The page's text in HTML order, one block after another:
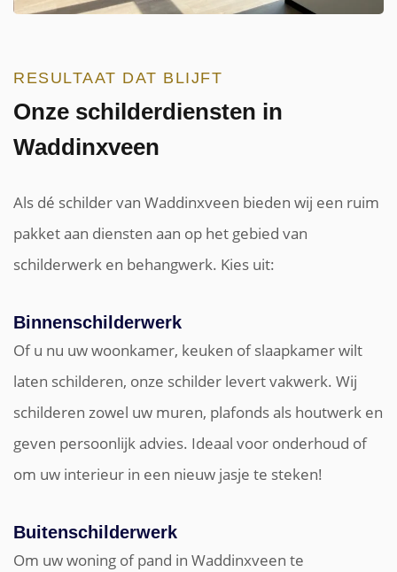
RESULTAAT DAT BLIJFT
Onze schilderdiensten in
Waddinxveen
Als dé schilder van Waddinxveen bieden wij een ruim
pakket aan diensten aan op het gebied van
schilderwerk en behangwerk. Kies uit:
Binnenschilderwerk
Of u nu uw woonkamer, keuken of slaapkamer wilt
laten schilderen, onze schilder levert vakwerk. Wij
schilderen zowel uw muren, plafonds als houtwerk en
geven persoonlijk advies. Ideaal voor onderhoud of
om uw interieur in een nieuw jasje te steken!
Buitenschilderwerk
Om uw woning of pand in Waddinxveen te